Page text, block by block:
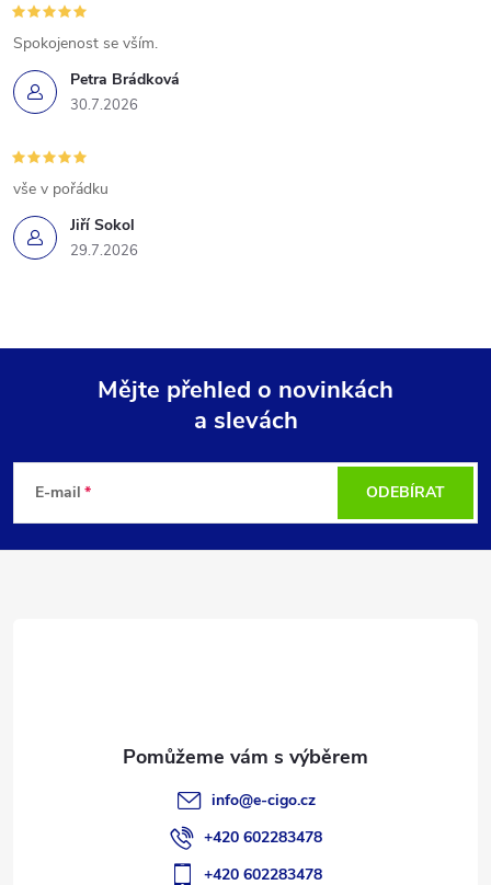
Petra Brádková
30.7.2026
Spokojenost se vším.
Jiří Sokol
29.7.2026
vše v pořádku
p
Mějte přehled o novinkách
a slevách
E-mail ODEBÍRAT
info@e-cigo.cz
+420 602283478
+420 602283478